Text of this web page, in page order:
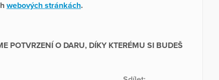
webových stránkách.
POTVRZENÍ O DARU, DÍKY KTERÉMU SI BUDEŠ